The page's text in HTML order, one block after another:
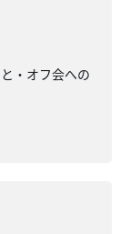
・オフ会への